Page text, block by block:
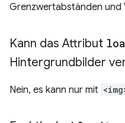
Grenzwertabständen und
Kann das Attribut
Hintergrundbilder
Nein, es kann nur mit